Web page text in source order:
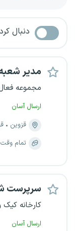
دنبال
مدیر
مجموعه
ارسال آسان
قزوین
تمام وقت
‌سرپرست
کارخانه
ارسال آسان